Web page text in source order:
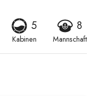
5
Kabinen
8
Mannschaft